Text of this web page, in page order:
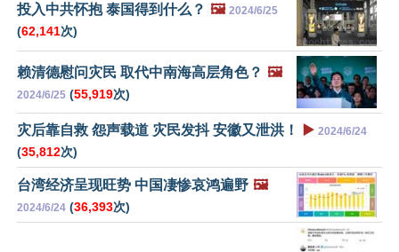
投入中共怀抱 泰国得到什么？ 🖼️ 2024/6/25
(62,141次)
赖清德慰问灾民 取代中南海高层角色？ 🖼️
2024/6/25 (55,919次)
灾后靠自救 怨声载道 灾民发抖 安徽又泄洪！ ▶️ 2024/6/24
(35,812次)
台湾经济呈现旺势 中国凄惨哀鸿遍野 🖼️
2024/6/24 (36,393次)